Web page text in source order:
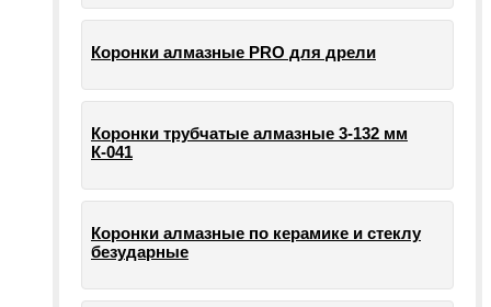
Коронки алмазные PRO для дрели
Коронки трубчатые алмазные 3-132 мм
К-041
Коронки алмазные по керамике и стеклу
безударные